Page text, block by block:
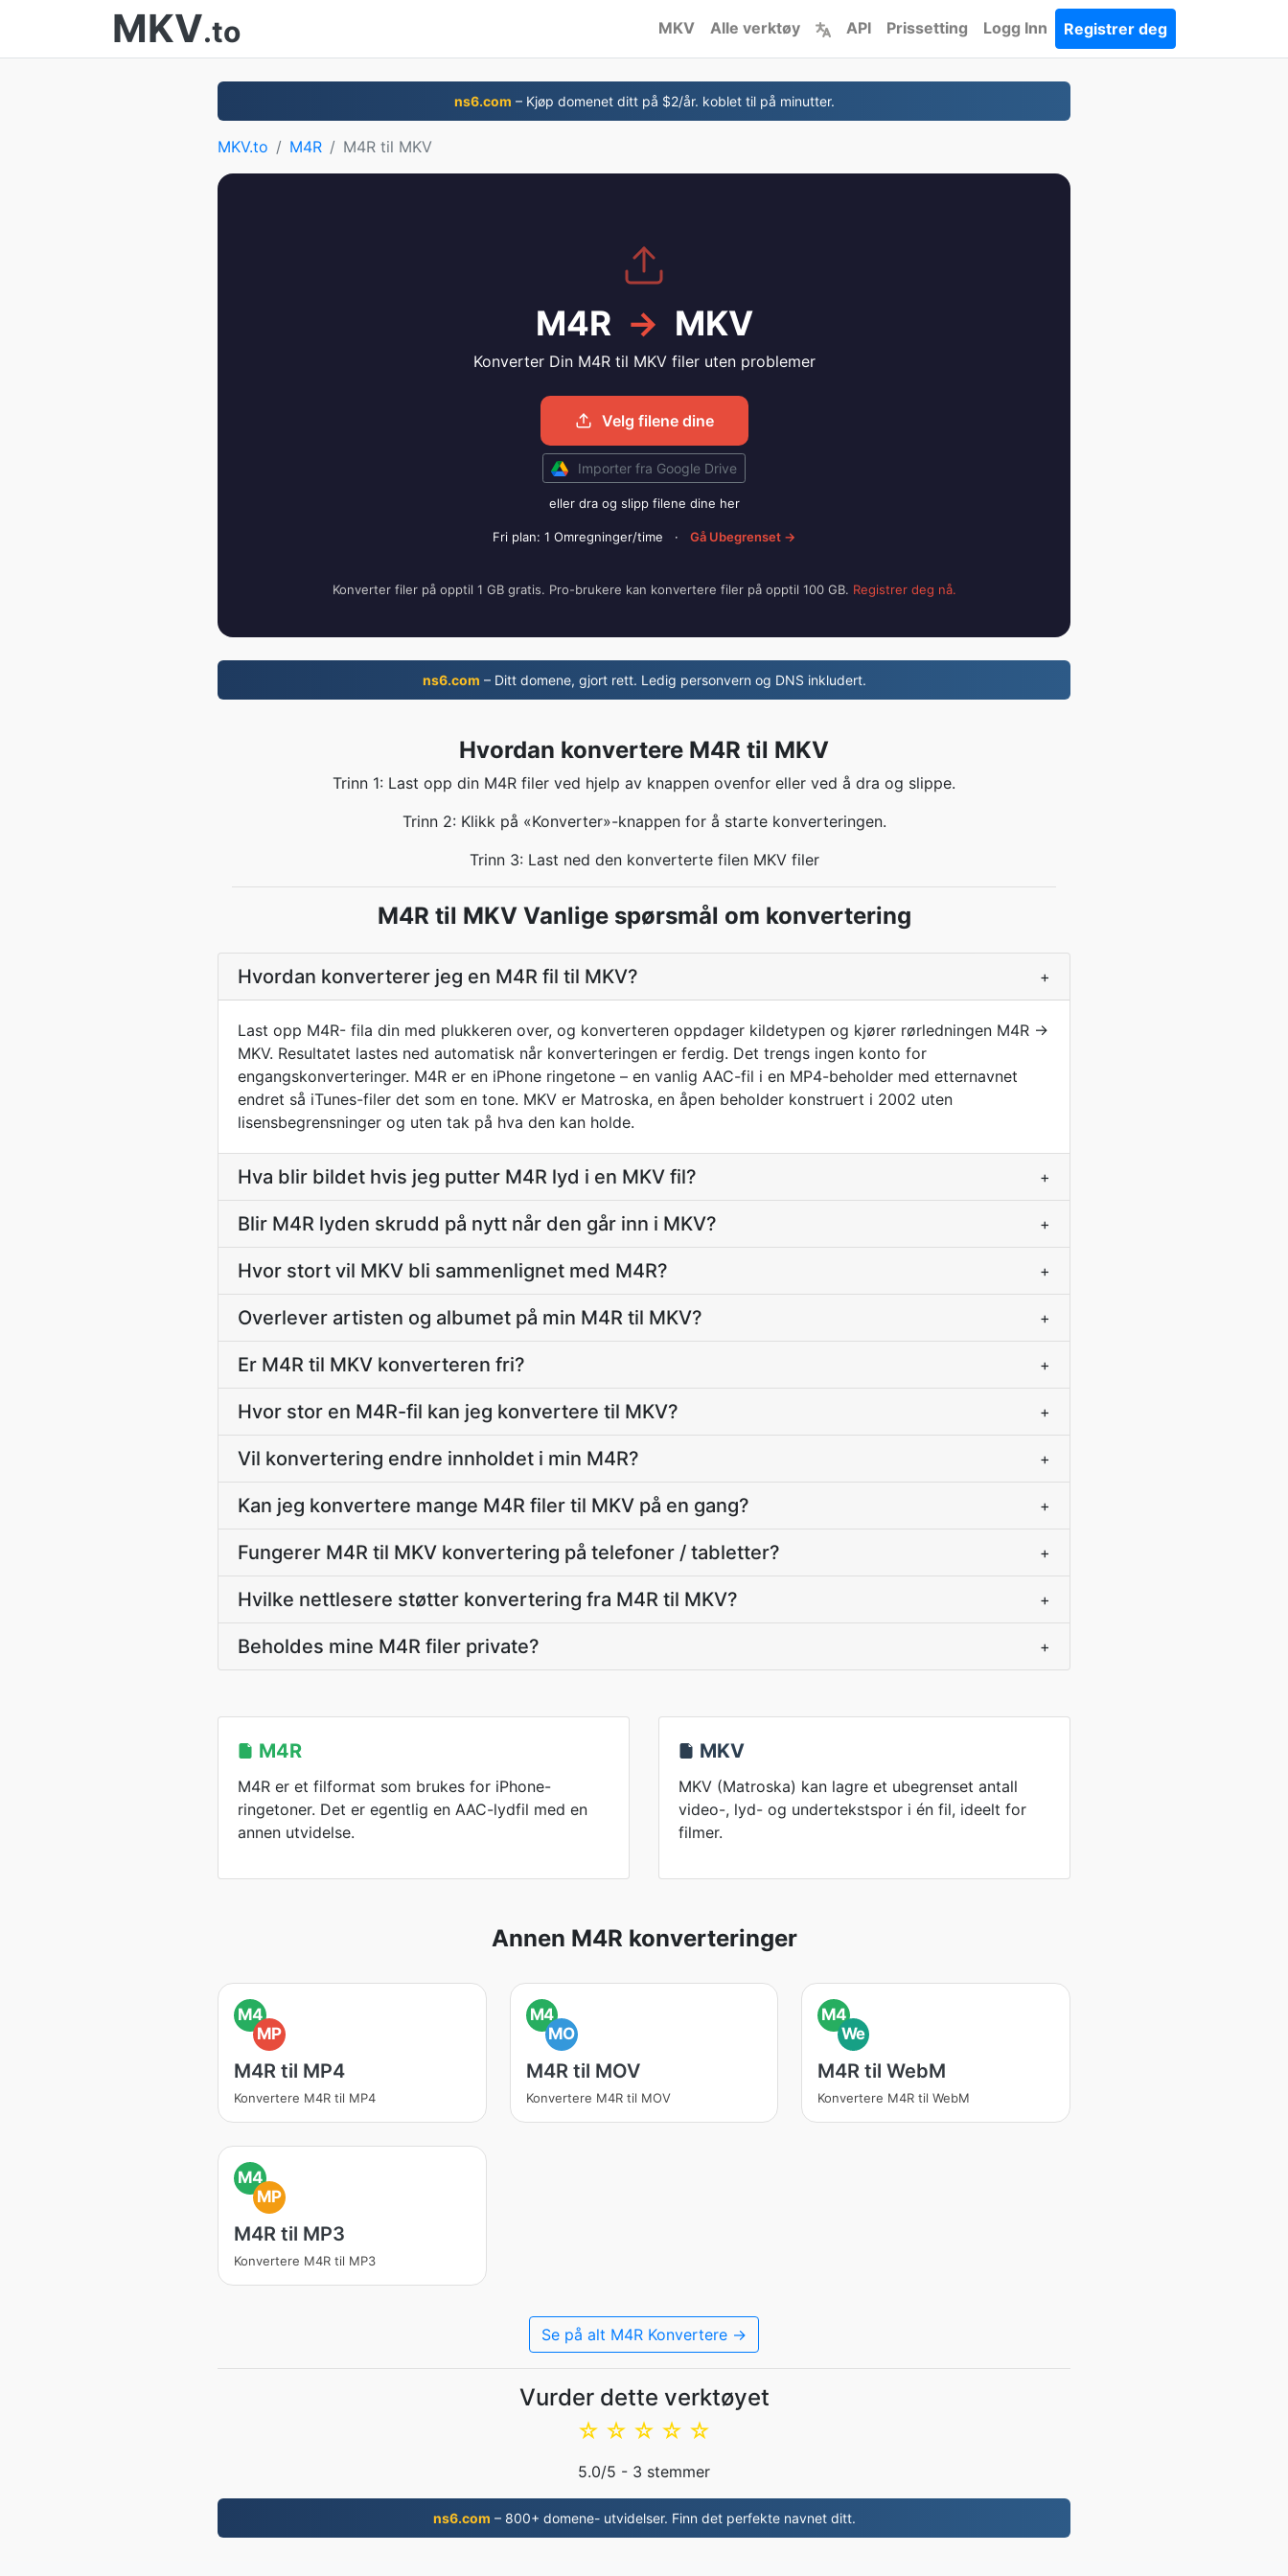
MKV.to MKV Alle verktøy API Prissetting Logg Inn Registrer deg
ns6.com – Kjøp domenet ditt på $2/år. koblet til på minutter.
MKV.to M4R M4R til MKV
M4R → MKV
Konverter Din M4R til MKV filer uten problemer
Velg filene dine
Importer fra Google Drive
eller dra og slipp filene dine her
Fri plan: 1 Omregninger/time · Gå Ubegrenset →
Konverter filer på opptil 1 GB gratis. Pro-brukere kan konvertere filer på opptil 100 GB. Registrer deg nå.
ns6.com – Ditt domene, gjort rett. Ledig personvern og DNS inkludert.
Hvordan konvertere M4R til MKV
Trinn 1: Last opp din M4R filer ved hjelp av knappen ovenfor eller ved å dra og slippe.
Trinn 2: Klikk på «Konverter»-knappen for å starte konverteringen.
Trinn 3: Last ned den konverterte filen MKV filer
M4R til MKV Vanlige spørsmål om konvertering
Hvordan konverterer jeg en M4R fil til MKV? +
Last opp M4R- fila din med plukkeren over, og konverteren oppdager kildetypen og kjører rørledningen M4R →
MKV. Resultatet lastes ned automatisk når konverteringen er ferdig. Det trengs ingen konto for
engangskonverteringer. M4R er en iPhone ringetone – en vanlig AAC-fil i en MP4-beholder med etternavnet
endret så iTunes-filer det som en tone. MKV er Matroska, en åpen beholder konstruert i 2002 uten
lisensbegrensninger og uten tak på hva den kan holde.
Hva blir bildet hvis jeg putter M4R lyd i en MKV fil? +
Blir M4R lyden skrudd på nytt når den går inn i MKV? +
Hvor stort vil MKV bli sammenlignet med M4R? +
Overlever artisten og albumet på min M4R til MKV? +
Er M4R til MKV konverteren fri? +
Hvor stor en M4R-fil kan jeg konvertere til MKV? +
Vil konvertering endre innholdet i min M4R? +
Kan jeg konvertere mange M4R filer til MKV på en gang? +
Fungerer M4R til MKV konvertering på telefoner / tabletter? +
Hvilke nettlesere støtter konvertering fra M4R til MKV? +
Beholdes mine M4R filer private? +
M4R
M4R er et filformat som brukes for iPhone-
ringetoner. Det er egentlig en AAC-lydfil med en
annen utvidelse.
MKV
MKV (Matroska) kan lagre et ubegrenset antall
video-, lyd- og undertekstspor i én fil, ideelt for
filmer.
Annen M4R konverteringer
M4
MP
M4R til MP4
Konvertere M4R til MP4
M4
MO
M4R til MOV
Konvertere M4R til MOV
M4
We
M4R til WebM
Konvertere M4R til WebM
M4
MP
M4R til MP3
Konvertere M4R til MP3
Se på alt M4R Konvertere →
Vurder dette verktøyet
☆
☆
☆
☆
☆
5.0/5 - 3 stemmer
ns6.com – 800+ domene- utvidelser. Finn det perfekte navnet ditt.